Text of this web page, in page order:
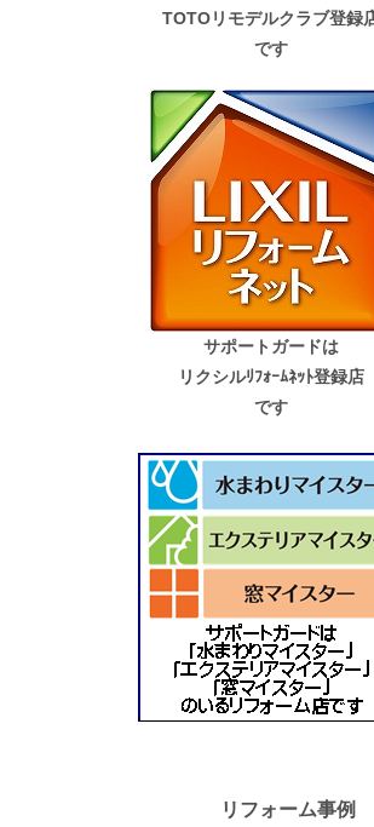
TOTOリモデルクラブ登録
です
サポートガードは
リクシルﾘﾌｫｰﾑﾈｯﾄ登録店
です
リフォーム事例